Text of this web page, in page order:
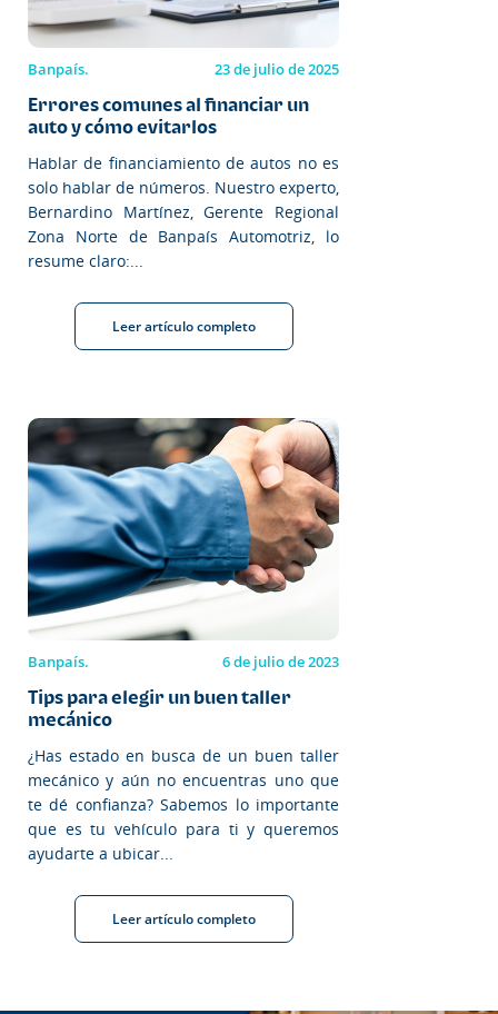
Banpaís. 23 de julio de 2025
Errores comunes al financiar un
auto y cómo evitarlos
Hablar de financiamiento de autos no es
solo hablar de números. Nuestro experto,
Bernardino Martínez, Gerente Regional
Zona Norte de Banpaís Automotriz, lo
resume claro:...
Leer artículo completo
Banpaís. 6 de julio de 2023
Tips para elegir un buen taller
mecánico
¿Has estado en busca de un buen taller
mecánico y aún no encuentras uno que
te dé confianza? Sabemos lo importante
que es tu vehículo para ti y queremos
ayudarte a ubicar...
Leer artículo completo